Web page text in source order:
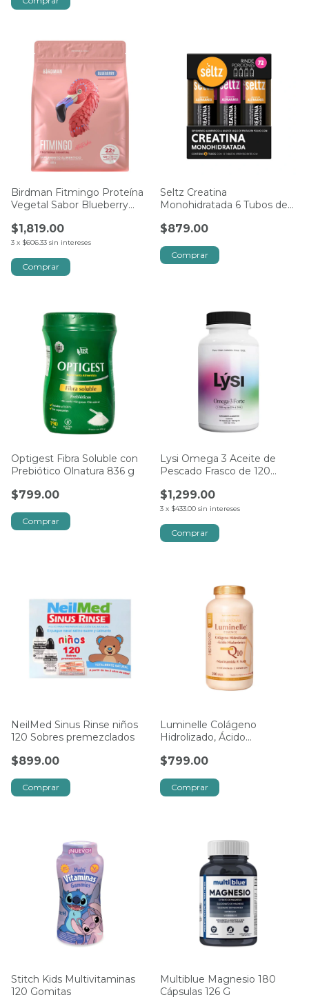
Birdman Fitmingo Proteína
Vegetal Sabor Blueberry
$1,819.00
3 x $606.33 sin intereses
Seltz Creatina
Monohidratada 6 Tubos de
$879.00
Optigest Fibra Soluble con
Prebiótico Olnatura 836 g
$799.00
Lysi Omega 3 Aceite de
Pescado Frasco de 120
$1,299.00
3 x $433.00 sin intereses
NeilMed Sinus Rinse niños
120 Sobres premezclados
$899.00
Luminelle Colágeno
Hidrolizado, Ácido
240 Tab
$799.00
Stitch Kids Multivitaminas
120 Gomitas
Multiblue Magnesio 180
Cápsulas 126 G